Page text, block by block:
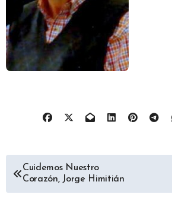
Navegación
de
Cuidemos Nuestro
Corazón, Jorge Himitián